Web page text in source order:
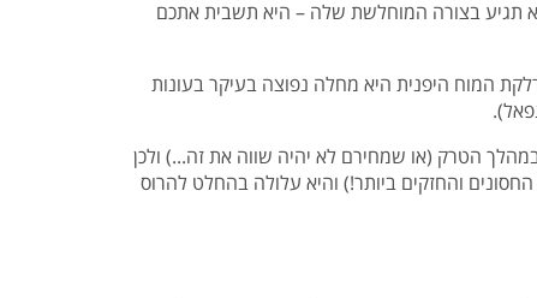
תגיע בצורה המוחלשת שלה – היא תשבית אתכם
המוח היפנית היא מחלה נפוצה בעיקר בעונות
הטרק (או שמחירם לא יהיה שווה את זה...) ולכן
והחזקים ביותר!) והיא עלולה בהחלט להרוס